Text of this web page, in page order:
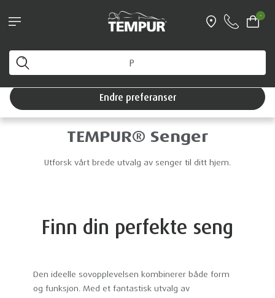
-
Book personlig veiledning - og få en Original
reisepute i gave (verdi 899 kr)
Du ser på Norge-nettstedet. Du kan endre
preferansene dine når som helst
Endre preferanser
TEMPUR® Senger
Utforsk vårt brede utvalg av senger til ditt hjem.
Finn din perfekte seng
Den ideelle sovopplevelsen kombinerer både form
og funksjon. Med et fantastisk utvalg av